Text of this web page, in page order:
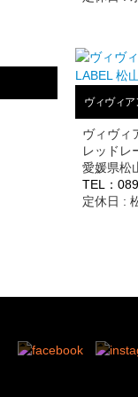
ヴィヴィ
ヴィヴィ
レッドレ
愛媛県松
TEL：
定休日 :